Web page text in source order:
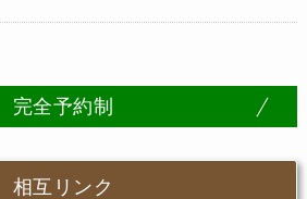
完全予約制
相互リンク